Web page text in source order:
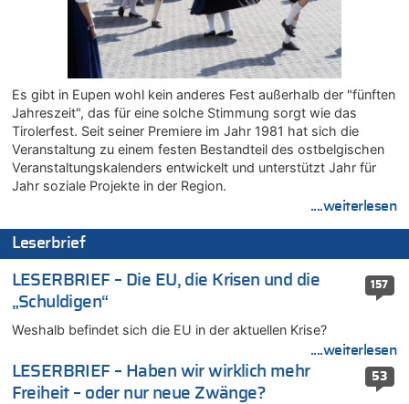
Drohnen mit Strengstoff? War es Russland?
08.08.2026 - 13:03 von WK zu
Kollision zwischen Autofahrer und Radfahrer an RAVeL-Weg
08.08.2026 - 12:56 von WK zu
Wasserstand des Rheins in NRW so niedrig wie noch nie
08.08.2026 - 12:29 von WK zu
In Belgien missachten zwei von drei Autofahrern das
Tempolimit in 30er-Zonen – Untersuchung von Vias
08.08.2026 - 12:01 von Hugo Egon Bernhard von Sinnen zu
Zurück an den Rhein: Hendrich wechselt zum 1. FC Köln
08.08.2026 - 11:39 von Dax zu
In Belgien missachten zwei von drei Autofahrern das
Tempolimit in 30er-Zonen – Untersuchung von Vias
08.08.2026 - 11:08 von Hans zu
Aachen ab 11. August wieder Mekka des Pferdesports –
Belgien setzt bei Reit-WM auf starke Springreiter
08.08.2026 - 10:21 von Hugo Egon Bernhard von Sinnen zu
In Belgien missachten zwei von drei Autofahrern das
Tempolimit in 30er-Zonen – Untersuchung von Vias
Es gibt in Eupen wohl kein anderes Fest außerhalb der "fünften
Jahreszeit", das für eine solche Stimmung sorgt wie das
Tirolerfest. Seit seiner Premiere im Jahr 1981 hat sich die
Veranstaltung zu einem festen Bestandteil des ostbelgischen
Veranstaltungskalenders entwickelt und unterstützt Jahr für
Jahr soziale Projekte in der Region.
....weiterlesen
Leserbrief
157
LESERBRIEF – Die EU, die Krisen und die
„Schuldigen“
Weshalb befindet sich die EU in der aktuellen Krise?
....weiterlesen
53
LESERBRIEF – Haben wir wirklich mehr
Freiheit – oder nur neue Zwänge?